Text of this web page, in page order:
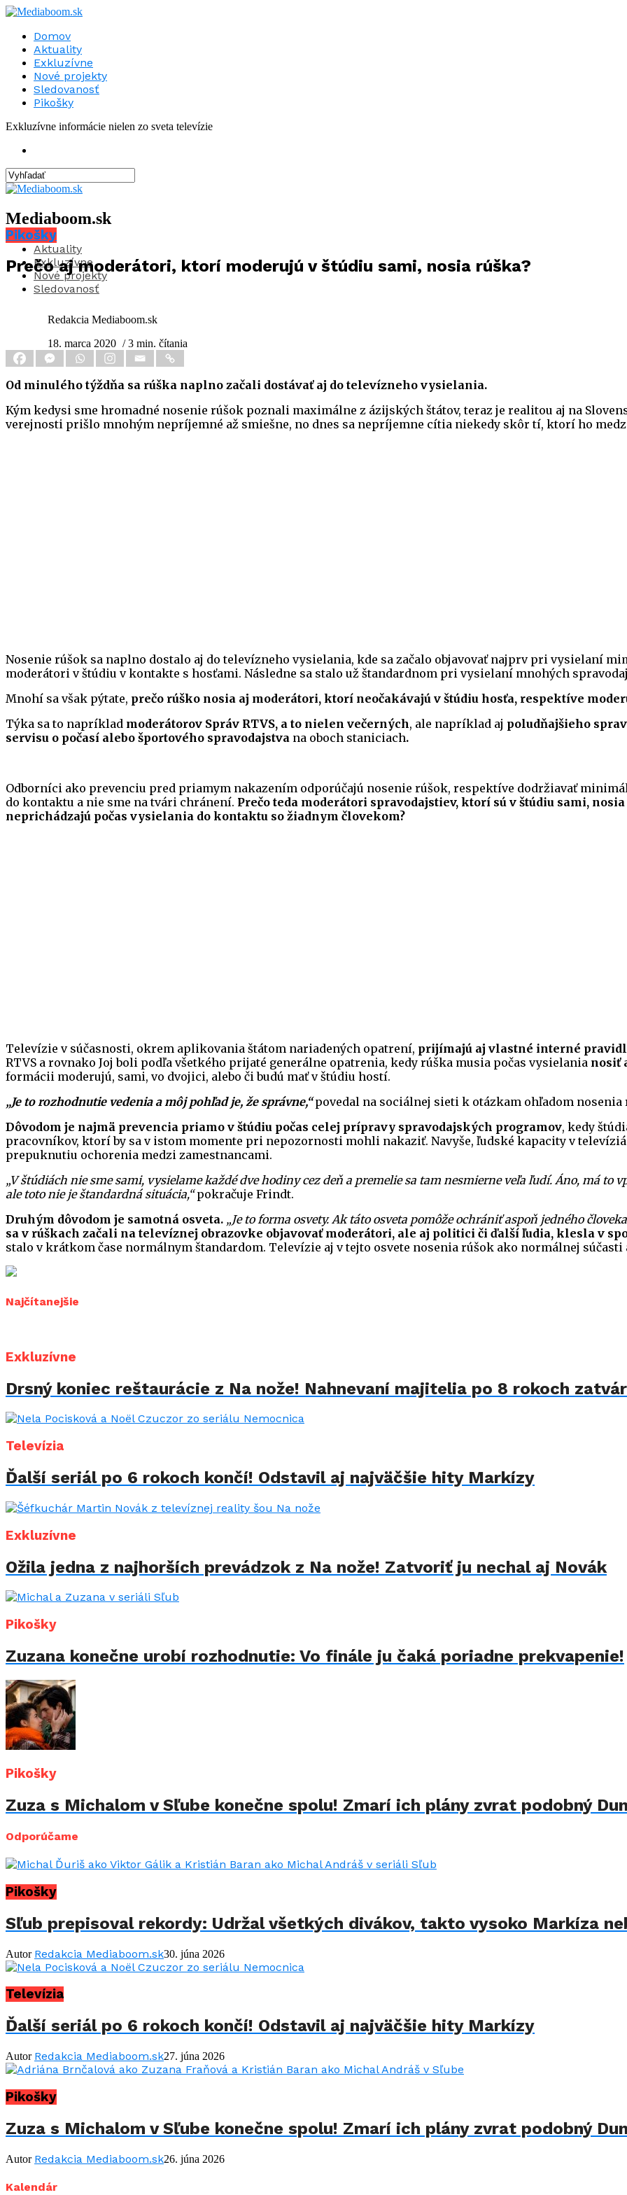
Domov
Aktuality
Exkluzívne
Nové projekty
Sledovanosť
Pikošky
Exkluzívne informácie nielen zo sveta televízie
Mediaboom.sk
Aktuality
Exkluzívne
Nové projekty
Sledovanosť
Pikošky
Prečo aj moderátori, ktorí moderujú v štúdiu sami, nosia rúška?
Redakcia Mediaboom.sk
18. marca 2020 / 3 min. čítania
Od minulého týždňa sa rúška naplno začali dostávať aj do televízneho vysielania.
Kým kedysi sme hromadné nosenie rúšok poznali maximálne z ázijských štátov, teraz je realitou aj na
verejnosti prišlo mnohým nepríjemné až smiešne, no dnes sa nepríjemne cítia niekedy skôr tí, ktorí ho
Nosenie rúšok sa naplno dostalo aj do televízneho vysielania, kde sa začalo objavovať najprv pri vysielaní
moderátori v štúdiu v kontakte s hosťami. Následne sa stalo už štandardnom pri vysielaní mnohých
Mnohí sa však pýtate, prečo rúško nosia aj moderátori, ktorí neočakávajú v štúdiu hosťa, respektíve
Týka sa to napríklad moderátorov Správ RTVS, a to nielen večerných, ale napríklad aj poludňajšieho
servisu o počasí alebo športového spravodajstva na oboch staniciach.
Odborníci ako prevenciu pred priamym nakazením odporúčajú nosenie rúšok, respektíve dodržiavať
do kontaktu a nie sme na tvári chránení. Prečo teda moderátori spravodajstiev, ktorí sú v štúdiu sami,
neprichádzajú počas vysielania do kontaktu so žiadnym človekom?
Televízie v súčasnosti, okrem aplikovania štátom nariadených opatrení, prijímajú aj vlastné interné
RTVS a rovnako Joj boli podľa všetkého prijaté generálne opatrenia, kedy rúška musia počas vysielania nosiť
formácii moderujú, sami, vo dvojici, alebo či budú mať v štúdiu hostí.
„Je to rozhodnutie vedenia a môj pohľad je, že správne,“ povedal na sociálnej sieti k otázkam ohľadom
Dôvodom je najmä prevencia priamo v štúdiu počas celej prípravy spravodajských programov, kedy
pracovníkov, ktorí by sa v istom momente pri nepozornosti mohli nakaziť. Navyše, ľudské kapacity v
prepuknutiu ochorenia medzi zamestnancami.
„V štúdiách nie sme sami, vysielame každé dve hodiny cez deň a premelie sa tam nesmierne veľa ľudí. Áno, má
ale toto nie je štandardná situácia,“pokračuje Frindt.
Druhým dôvodom je samotná osveta. „Je to forma osvety. Ak táto osveta pomôže ochrániť aspoň jedného
sa v rúškach začali na televíznej obrazovke objavovať moderátori, ale aj politici či ďalší ľudia, klesla v
stalo v krátkom čase normálnym štandardom. Televízie aj v tejto osvete nosenia rúšok ako normálnej
Najčítanejšie
Exkluzívne
Drsný koniec reštaurácie z Na nože! Nahnevaní majitelia po 8 rokoch
Televízia
Ďalší seriál po 6 rokoch končí! Odstavil aj najväčšie hity Markízy
Exkluzívne
Ožila jedna z najhorších prevádzok z Na nože! Zatvoriť ju nechal aj Novák
Pikošky
Zuzana konečne urobí rozhodnutie: Vo finále ju čaká poriadne prekvapenie!
Pikošky
Zuza s Michalom v Sľube konečne spolu! Zmarí ich plány zvrat podobný
Odporúčame
Pikošky
Sľub prepisoval rekordy: Udržal všetkých divákov, takto vysoko Markíza
Autor Redakcia Mediaboom.sk30. júna 2026
Televízia
Ďalší seriál po 6 rokoch končí! Odstavil aj najväčšie hity Markízy
Autor Redakcia Mediaboom.sk27. júna 2026
Pikošky
Zuza s Michalom v Sľube konečne spolu! Zmarí ich plány zvrat podobný
Autor Redakcia Mediaboom.sk26. júna 2026
Kalendár